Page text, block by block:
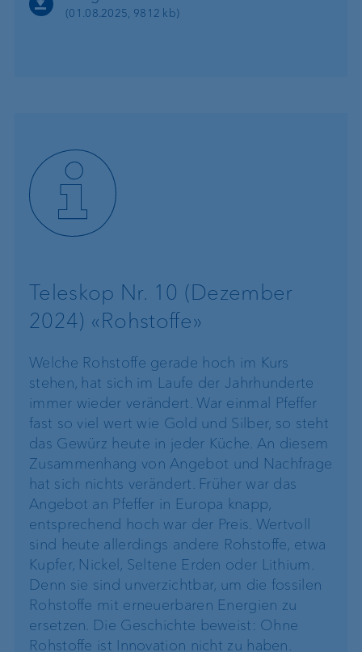
(01.08.2025, 9812 kb)
Teleskop Nr. 10 (Dezember
2024) «Rohstoffe»
Welche Rohstoffe gerade hoch im Kurs
stehen, hat sich im Laufe der Jahrhunderte
immer wieder verändert. War einmal Pfeffer
fast so viel wert wie Gold und Silber, so steht
das Gewürz heute in jeder Küche. An diesem
Zusammenhang von Angebot und Nachfrage
hat sich nichts verändert. Früher war das
Angebot an Pfeffer in Europa knapp,
entsprechend hoch war der Preis. Wertvoll
sind heute allerdings andere Rohstoffe, etwa
Kupfer, Nickel, Seltene Erden oder Lithium.
Denn sie sind unverzichtbar, um die fossilen
Rohstoffe mit erneuerbaren Energien zu
ersetzen. Die Geschichte beweist: Ohne
Rohstoffe ist Innovation nicht zu haben.